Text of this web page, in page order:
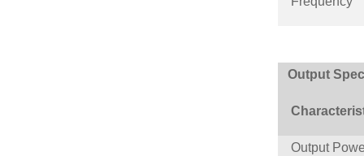
Output
Output